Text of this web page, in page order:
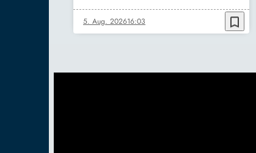
5. Aug. 202616:03 bookmark_border